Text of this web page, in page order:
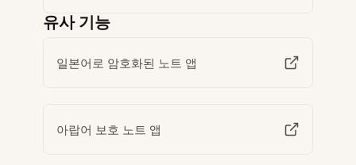
유사 기능
일본어로 암호화된 노트 앱
아랍어 보호 노트 앱